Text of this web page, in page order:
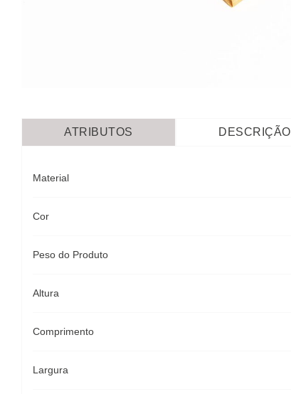
ATRIBUTOS DESCRIÇÃO
Material
Cor
Peso do Produto
Altura
Comprimento
Largura